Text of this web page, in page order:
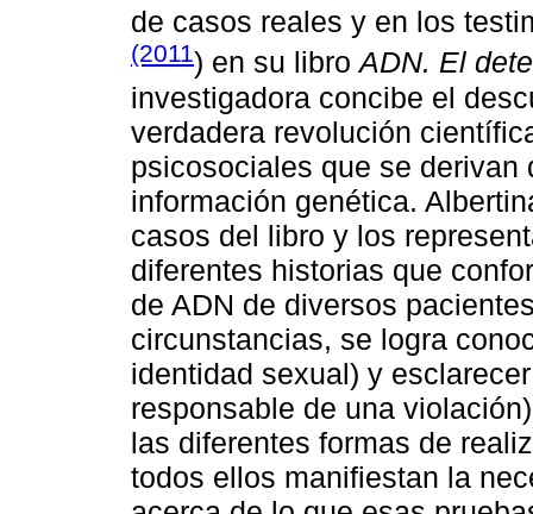
de casos reales y en los
(2011) en su libroADN. El
investigadora concibe el
verdadera revolución
psicosociales que se
información genética.
casos del libro y los
diferentes historias que
de ADN de diversos
circunstancias, se logra
identidad sexual) y
responsable de una
las diferentes formas de
todos ellos manifiestan la